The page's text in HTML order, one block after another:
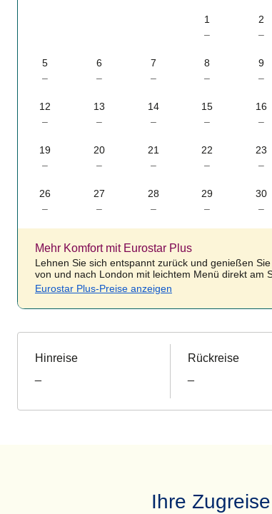
1
–
2
–
5
–
6
–
7
–
8
–
9
–
12
–
13
–
14
–
15
–
16
–
19
–
20
–
21
–
22
–
23
–
26
–
27
–
28
–
29
–
30
–
Mehr Komfort mit Eurostar Plus
Lehnen Sie sich entspannt zurück und genießen
von und nach London mit leichtem Menü direkt am
Eurostar Plus-Preise anzeigen
Hinreise
Rückreise
Ihre